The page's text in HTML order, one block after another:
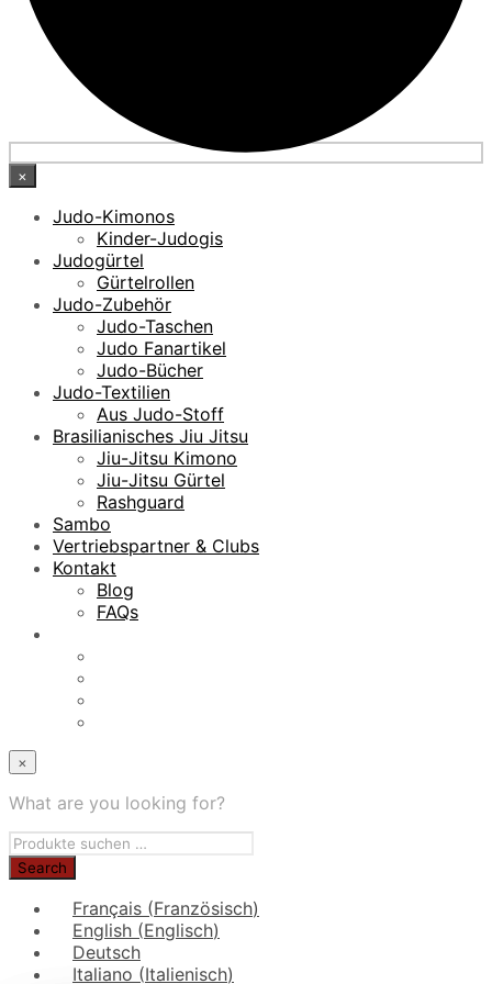
×
Judo-Kimonos
Kinder-Judogis
Judogürtel
Gürtelrollen
Judo-Zubehör
Judo-Taschen
Judo Fanartikel
Judo-Bücher
Judo-Textilien
Aus Judo-Stoff
Brasilianisches Jiu Jitsu
Jiu-Jitsu Kimono
Jiu-Jitsu Gürtel
Rashguard
Sambo
Vertriebspartner & Clubs
Kontakt
Blog
FAQs
×
What are you looking for?
Français (Französisch)
English (Englisch)
Deutsch
Italiano (Italienisch)